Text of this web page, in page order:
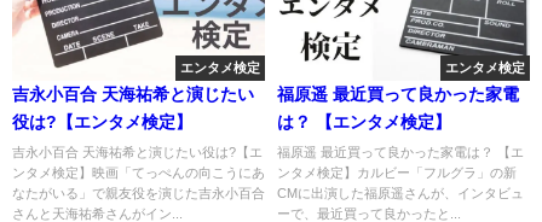
エンタメ検定
吉永小百合 天海祐希と演じたい
役は?【エンタメ検定】
吉永小百合 天海祐希と演じたい役は?【エ
ンタメ検定】映画「てっぺんの向こうにあ
なたがいる」で親友役を演じた吉永小百合
さんと天海祐希さんがイン...
エンタメ検定
福原遥 最近買って良かった家電
は？ 【エンタメ検定】
福原遥 最近買って良かった家電は？ 【エ
ンタメ検定】カルビー「フルグラ」の新
CMに出演した福原遥さんが、インタビュ
ーで、最近買って良かったと...